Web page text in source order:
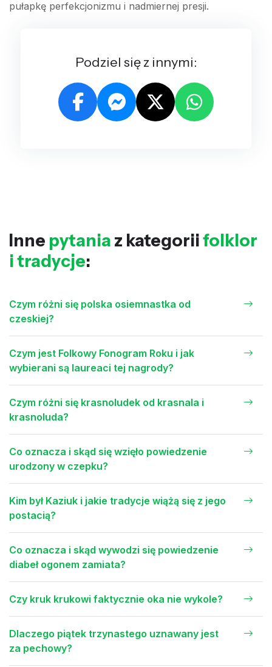
pułapkę perfekcjonizmu i nadmiernej presji.
Podziel się z innymi:
Inne pytania z kategoriifolklor
i tradycje:
Czym różni się polska osiemnastka od
czeskiej?
Czym jest Folkowy Fonogram Roku i jak
wybierani są laureaci tej nagrody?
Czym różni się krasnoludek od krasnala i
krasnoluda?
Co oznacza i skąd się wzięło powiedzenie
urodzony w czepku?
Kim był Kaziuk i jakie tradycje wiążą się z jego
postacią?
Co oznacza i skąd wywodzi się powiedzenie
diabeł ogonem zamiata?
Czy kruk krukowi faktycznie oka nie wykole?
Dlaczego piątek trzynastego uznawany jest
za pechowy?